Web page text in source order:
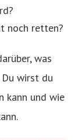
noch retten?
was
Du wirst du
kann und wie